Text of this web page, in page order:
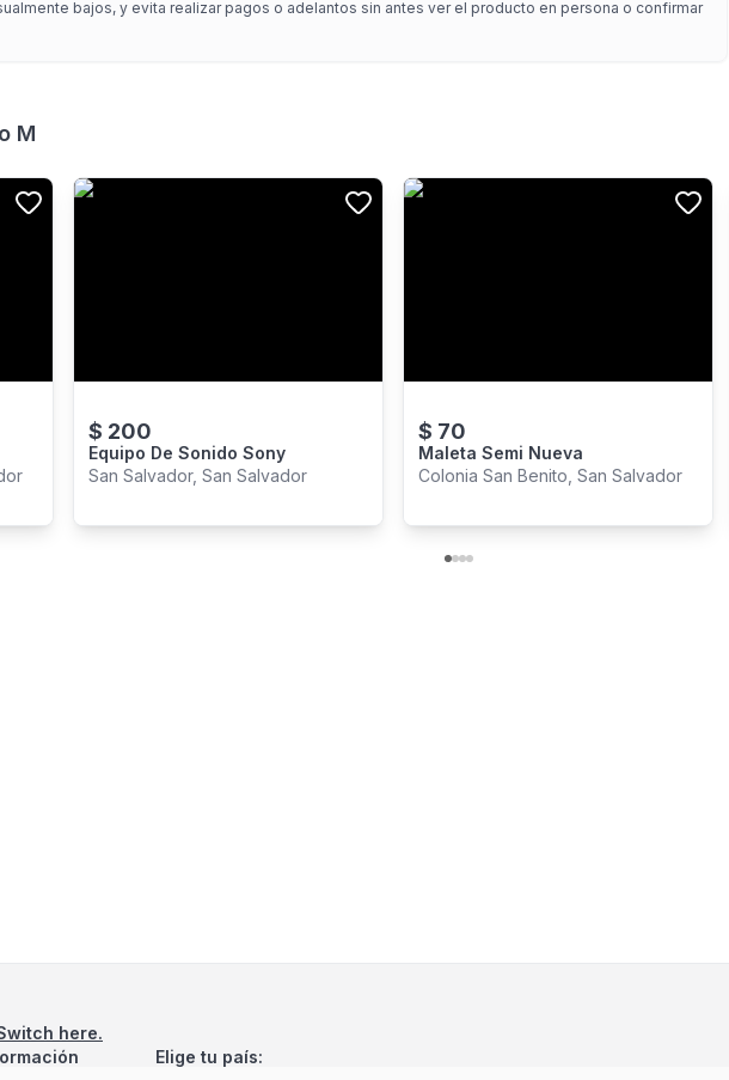
bajos, y evita realizar pagos o adelantos sin antes ver el producto en persona o confirmar
M
$ 200
Equipo De Sonido Sony
San Salvador, San Salvador
$ 70
Maleta Semi Nueva
Colonia San Benito, San Salvador
here.
Elige tu país: